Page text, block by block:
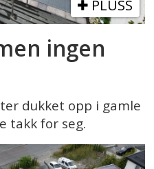
PLUSS
ingen
dukket opp i gamle
takk for seg.